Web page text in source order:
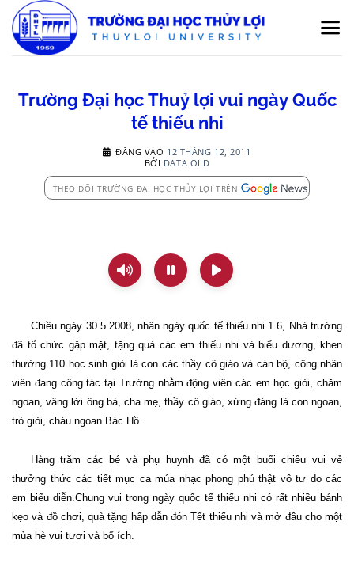
qua
nội
Trường Đại học Thuỷ lợi vui ngày Quốc
tế thiếu nhi
ĐĂNG VÀO 12 THÁNG 12, 2011
BỞI DATA OLD
THEO DÕI TRƯỜNG ĐẠI HỌC THỦY LỢI TRÊN
Chiều ngày 30.5.2008, nhân ngày quốc tế thiếu nhi 1.6, Nhà trường
đã tổ chức gặp mặt, tặng quà các em thiếu nhi và biểu dương, khen
thưởng 110 học sinh giỏi là con các thầy cô giáo và cán bộ, công nhân
viên đang công tác tại Trường nhằm động viên các em học giỏi, chăm
ngoan, vâng lời ông bà, cha mẹ, thầy cô giáo, xứng đáng là con ngoan,
trò giỏi, cháu ngoan Bác Hồ.
Hàng trăm các bé và phụ huynh đã có một buổi chiều vui vẻ
thưởng thức các tiết mục ca múa nhạc phong phú thật vô tư do các
em biểu diễn.Chung vui trong ngày quốc tế thiếu nhi có rất nhiều bánh
kẹo và đồ chơi, quà tặng hấp dẫn đón Tết thiếu nhi và mở đầu cho một
mùa hè vui tươi và bổ ích.